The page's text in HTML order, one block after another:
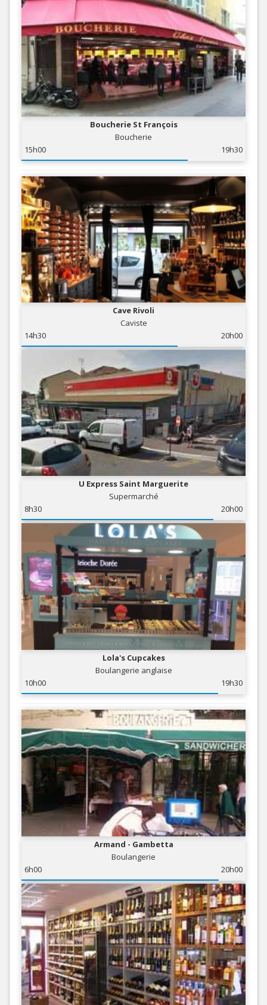
Boucherie St François
Boucherie
15h00
19h30
Cave Rivoli
Caviste
14h30
20h00
U Express Saint Marguerite
Supermarché
8h30
20h00
Lola's Cupcakes
Boulangerie anglaise
10h00
19h30
Armand - Gambetta
Boulangerie
6h00
20h00